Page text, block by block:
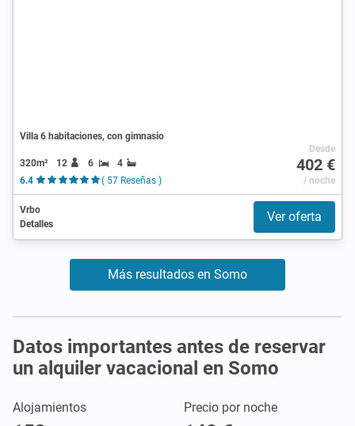
Villa 6 habitaciones, con gimnasio
320m² 12 6
4
6.4
( 57 Reseñas )
Desde
402 €
/ noche
Vrbo
Detalles
Ver oferta
Más resultados en Somo
Datos importantes antes de reservar
un alquiler vacacional en Somo
Alojamientos Precio por noche